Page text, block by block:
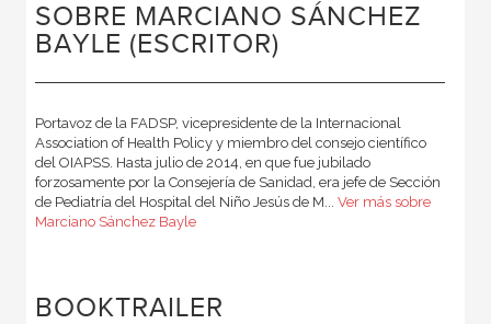
SOBRE MARCIANO SÁNCHEZ
BAYLE (ESCRITOR)
Portavoz de la FADSP, vicepresidente de la Internacional
Association of Health Policy y miembro del consejo científico
del OIAPSS. Hasta julio de 2014, en que fue jubilado
forzosamente por la Consejería de Sanidad, era jefe de Sección
de Pediatría del Hospital del Niño Jesús de M... Ver más sobre
Marciano Sánchez Bayle
BOOKTRAILER